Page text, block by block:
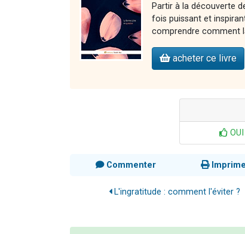
Partir à la découverte
fois puissant et
comprendre comment
acheter ce livre
OUI
Commenter
L'ingratitude : comment l'éviter ?